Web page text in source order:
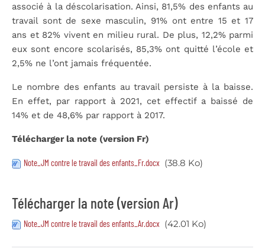
associé à la déscolarisation. Ainsi, 81,5% des enfants au
travail sont de sexe masculin, 91% ont entre 15 et 17
ans et 82% vivent en milieu rural. De plus, 12,2% parmi
eux sont encore scolarisés, 85,3% ont quitté l’école et
2,5% ne l’ont jamais fréquentée.
Le nombre des enfants au travail persiste à la baisse.
En effet, par rapport à 2021, cet effectif a baissé de
14% et de 48,6% par rapport à 2017.
Télécharger la note (version Fr)
Note_JM contre le travail des enfants_Fr.docx (38.8 Ko)
Télécharger la note (version Ar)
Note_JM contre le travail des enfants_Ar.docx (42.01 Ko)